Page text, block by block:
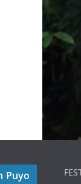
Puyo